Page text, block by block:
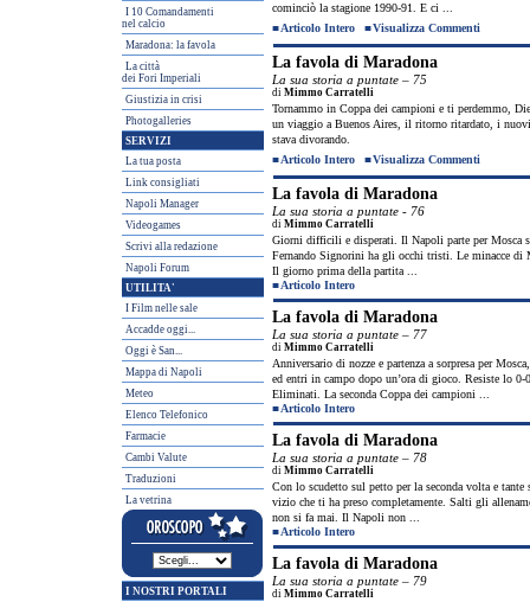
I 10 Comandamenti
nel calcio
Maradona: la favola
La città
dei Fori Imperiali
Giustizia in crisi
Photogalleries
SERVIZI
La tua posta
Link consigliati
Napoli Manager
Videogames
Scrivi alla redazione
Napoli Forum
UTILITA'
I Film nelle sale
Accadde oggi...
Oggi è San...
Mappa di Napoli
Meteo
Elenco Telefonico
Farmacie
Cambi Valute
Traduzioni
La vetrina
I NOSTRI PORTALI
cominciò la stagione 1990-91. E ci ...
■ Articolo Intero ■Visualizza Commenti
La favola di Maradona
La sua storia a puntate – 75
di Mimmo Carratelli
Tornammo in Coppa dei campioni e ti perdemmo,
un viaggio a Buenos Aires, il ritorno ritardato, i
stava divorando.
■ Articolo Intero ■Visualizza Commenti
La favola di Maradona
La sua storia a puntate - 76
di Mimmo Carratelli
Giorni difficili e disperati. Il Napoli parte per Mosca
Fernando Signorini ha gli occhi tristi. Le minacce di
Il giorno prima della partita ...
■ Articolo Intero
La favola di Maradona
La sua storia a puntate – 77
di Mimmo Carratelli
Anniversario di nozze e partenza a sorpresa per
ed entri in campo dopo un’ora di gioco. Resiste lo
Eliminati. La seconda Coppa dei campioni ...
■ Articolo Intero
La favola di Maradona
La sua storia a puntate – 78
di Mimmo Carratelli
Con lo scudetto sul petto per la seconda volta e
vizio che ti ha preso completamente. Salti gli
non si fa mai. Il Napoli non ...
■ Articolo Intero
La favola di Maradona
La sua storia a puntate – 79
di Mimmo Carratelli